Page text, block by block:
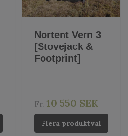
Nortent Vern 3
[Stovejack &
Footprint]
Fr. 10 550 SEK
Flera produktval